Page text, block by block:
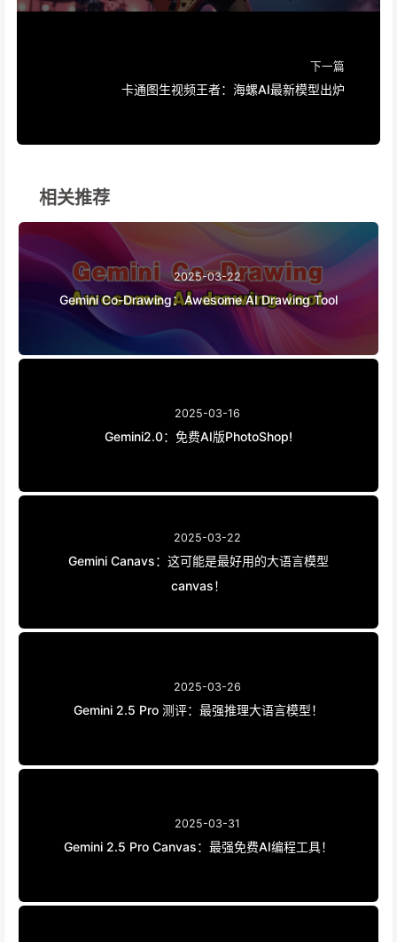
下一篇
卡通图生视频王者：海螺AI最新模型出炉
相关推荐
2025-03-22
Gemini Co-Drawing：Awesome AI Drawing Tool
2025-03-16
Gemini2.0：免费AI版PhotoShop!
2025-03-22
Gemini Canavs：这可能是最好用的大语言模型
canvas！
2025-03-26
Gemini 2.5 Pro 测评：最强推理大语言模型！
2025-03-31
Gemini 2.5 Pro Canvas：最强免费AI编程工具！